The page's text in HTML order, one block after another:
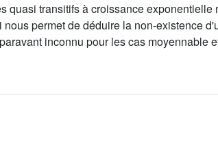
quasi transitifs à croissance
permet de déduire la non-existence
inconnu pour les cas moyennable